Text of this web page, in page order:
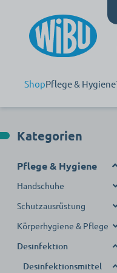
ShopPflege & Hygiene
Kategorien
Pflege & Hygiene
Handschuhe
Einmalhandschuhe
Nitril Handschuhe
Vinyl Handschuhe
Latex Handschuhe
Mehrweghandschuhe
Handschuhspender
Schutzausrüstung
Mundschutz
Schutzkleidung
Schuhüberzieher &
Körperhygiene & Pflege
Hautintegrität
Handreinigung
Desinfektion
Desinfektionsmittel